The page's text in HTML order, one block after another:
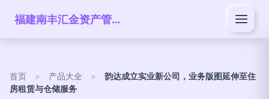
福建南丰汇金资产管理有限公司
首页 > 产品大全 >
韵达成立实业新公司，业务版图延伸至住
房租赁与仓储服务